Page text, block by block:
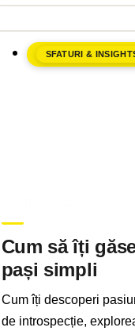
SFATURI &
Cum să îți
pași simpli
Cum îți descoperi
de introspecție,